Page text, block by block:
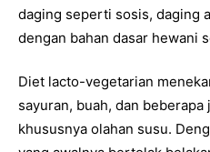
daging seperti sosis, daging
dengan bahan dasar hewani
Diet lacto-vegetarian
sayuran, buah, dan
khususnya olahan susu.